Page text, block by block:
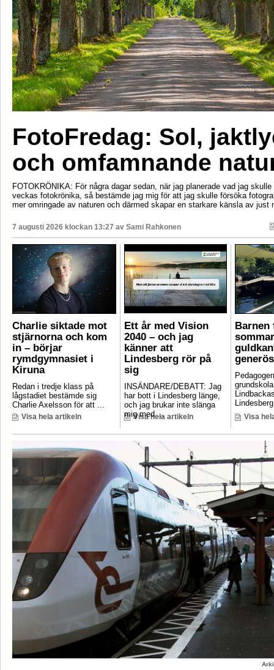
FotoFredag: Sol,
och omfamnande
FOTOKRÖNIKA: För några dagar sedan, när jag planerade vad jag
veckas fotokrönika, så bestämde jag mig för att jag skulle försöka
mer omringade av naturen och därmed skapar en starkare känsla av just
7 augusti 2026 klockan 13:27 av Sami Rahkonen
Charlie siktade mot
stjärnorna och kom
in – börjar
rymdgymnasiet i
Kiruna
Redan i tredje klass på
lågstadiet bestämde sig
Charlie Axelsson för att ...
Visa hela artikeln
Ett år med Vision
2040 – och jag
känner att
Lindesberg rör på
sig
INSÄNDARE/DEBATT: Jag
har bott i Lindesberg länge,
och jag brukar inte slänga
mig med ...
Visa hela artikeln
Barnen
Visa